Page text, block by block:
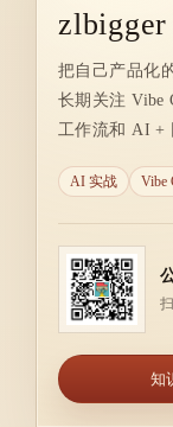
zlbigger
把自己产品化
长期关注 Vibe
工作流和 AI +
AI 实战 Vibe
知